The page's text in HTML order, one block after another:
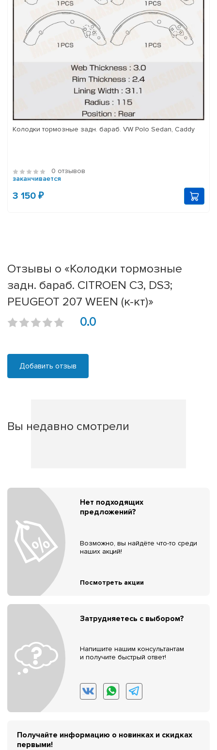
Колодки тормозные задн. бараб. VW Polo Sedan, Caddy
0 отзывов
заканчивается
3 150 ₽
Отзывы о «Колодки тормозные
задн. бараб. CITROEN C3, DS3;
PEUGEOT 207 WEEN (к-кт)»
0.0
Добавить отзыв
Вы недавно смотрели
Нет подходящих
предложений?
Возможно, вы найдёте что-то среди
наших акций!
Посмотреть акции
Затрудняетесь с выбором?
Напишите нашим консультантам
и получите быстрый ответ!
Получайте информацию о новинках и скидках
первыми!